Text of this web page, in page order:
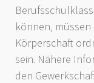
können,
Körperschaft
sein. Nähere
den